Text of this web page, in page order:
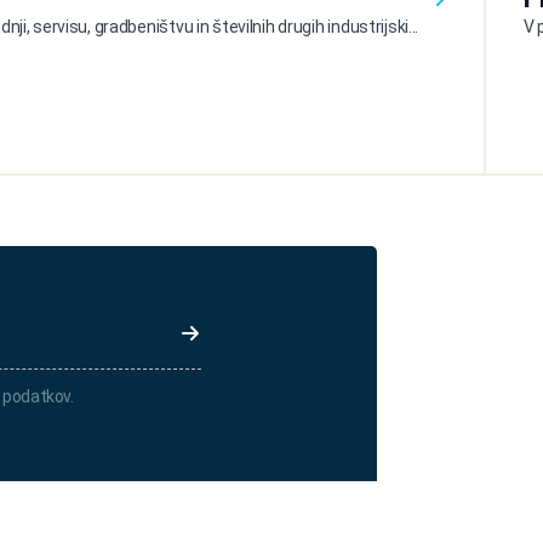
servisu, gradbeništvu in številnih drugih industrijski... V